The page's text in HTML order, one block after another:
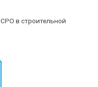
в строительной